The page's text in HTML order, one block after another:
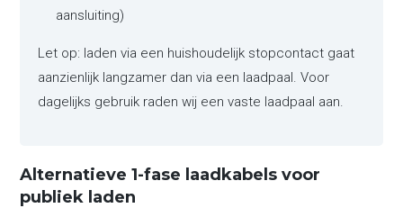
aansluiting)
Let op: laden via een huishoudelijk stopcontact gaat
aanzienlijk langzamer dan via een laadpaal. Voor
dagelijks gebruik raden wij een vaste laadpaal aan.
Alternatieve 1-fase laadkabels voor
publiek laden